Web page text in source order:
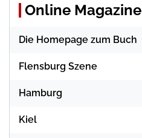
Online Magazine
Die Homepage zum Buch
Flensburg Szene
Hamburg
Kiel